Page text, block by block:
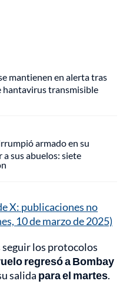
mantienen en alerta tras
hantavirus transmisible
armado en su
sus abuelos: siete
X: publicaciones no
10 de marzo de 2025)
los protocolos
regresó a Bombay
salida para el martes.